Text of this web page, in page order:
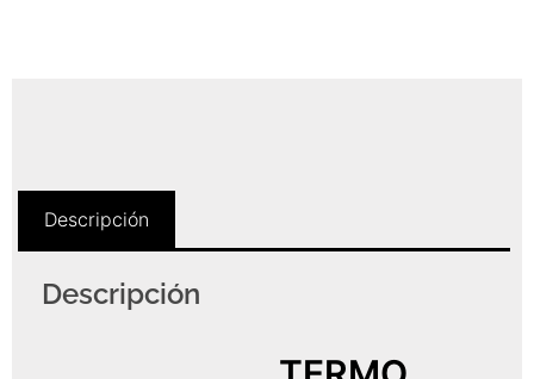
Descripción
Descripción